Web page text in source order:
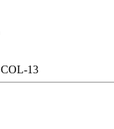
پرده سیلوئت تک رنگ فیروزه ای کد COL-13